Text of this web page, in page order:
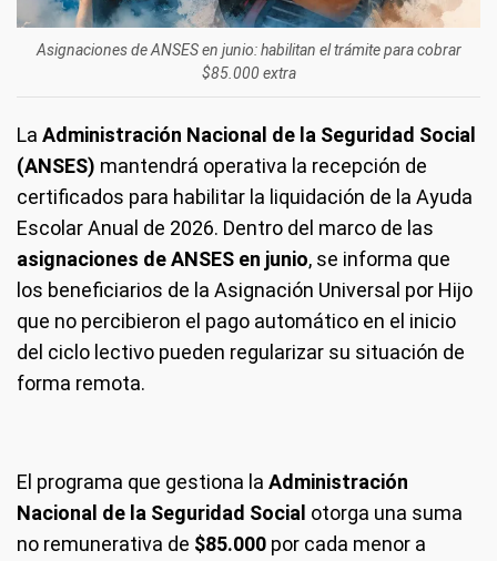
Asignaciones de ANSES en junio: habilitan el trámite para cobrar
$85.000 extra
La Administración Nacional de la Seguridad Social
(ANSES) mantendrá operativa la recepción de
certificados para habilitar la liquidación de la Ayuda
Escolar Anual de 2026. Dentro del marco de las
asignaciones de ANSES en junio, se informa que
los beneficiarios de la Asignación Universal por Hijo
que no percibieron el pago automático en el inicio
del ciclo lectivo pueden regularizar su situación de
forma remota.
El programa que gestiona la Administración
Nacional de la Seguridad Social otorga una suma
no remunerativa de $85.000 por cada menor a